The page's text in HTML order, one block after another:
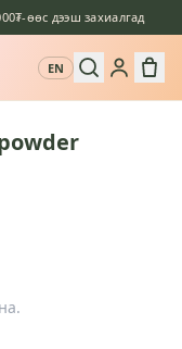
өөс дээш захиалгад
EN